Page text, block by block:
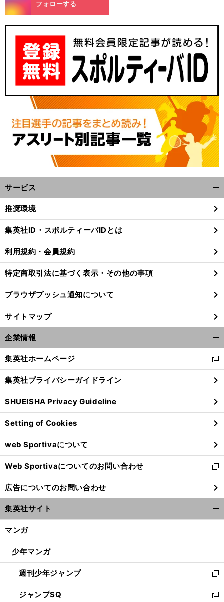
前
フォローする
サービス
閉
る
推奨環境
集英社ID・スポルティーバIDとは
利用規約・会員規約
特定商取引法に基づく表示・その他の事項
ブラウザプッシュ通知について
サイトマップ
企業情報
閉
る
集英社ホームページ
新
し
い
ウ
ィ
ン
ド
ウ
で
開
く
集英社プライバシーガイドライン
SHUEISHA Privacy Guideline
Setting of Cookies
web Sportivaについて
Web Sportivaについてのお問い合わせ
新
し
い
ウ
ィ
ン
ウ
開
く
広告についてのお問い合わせ
集英社サイト
マンガ
少年マンガ
週刊少年ジャンプ
新
し
い
ジャンプSQ
新